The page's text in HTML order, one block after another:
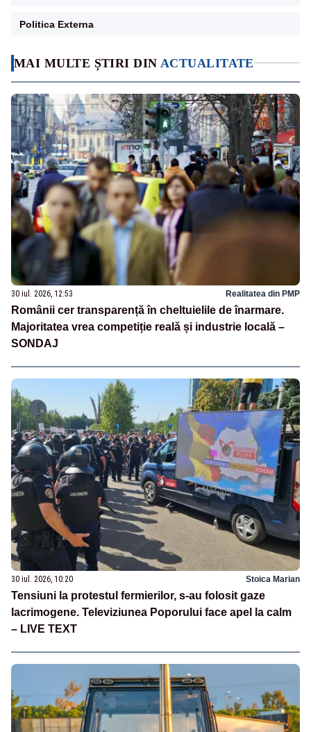
MAI MULTE ȘTIRI DIN ACTUALITATE
30 iul. 2026, 12:53 Realitatea din PMP
Românii cer transparență în cheltuielile de înarmare.
Majoritatea vrea competiție reală și industrie locală –
SONDAJ
30 iul. 2026, 10:20 Stoica Marian
Tensiuni la protestul fermierilor, s-au folosit gaze
lacrimogene. Televiziunea Poporului face apel la calm
– LIVE TEXT
Politica Externa